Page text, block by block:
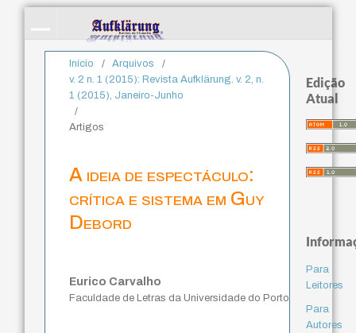
Início / Arquivos
/
v. 2 n. 1 (2015): Revista Aufklärung. v. 2, n.
1 (2015), Janeiro-Junho
/
Artigos
A ideia de espectáculo:
crítica e sistema em Guy
Debord
Eurico Carvalho
Faculdade de Letras da Universidade do Porto
Edição
Atual
Para
Leitores
Para
Autores